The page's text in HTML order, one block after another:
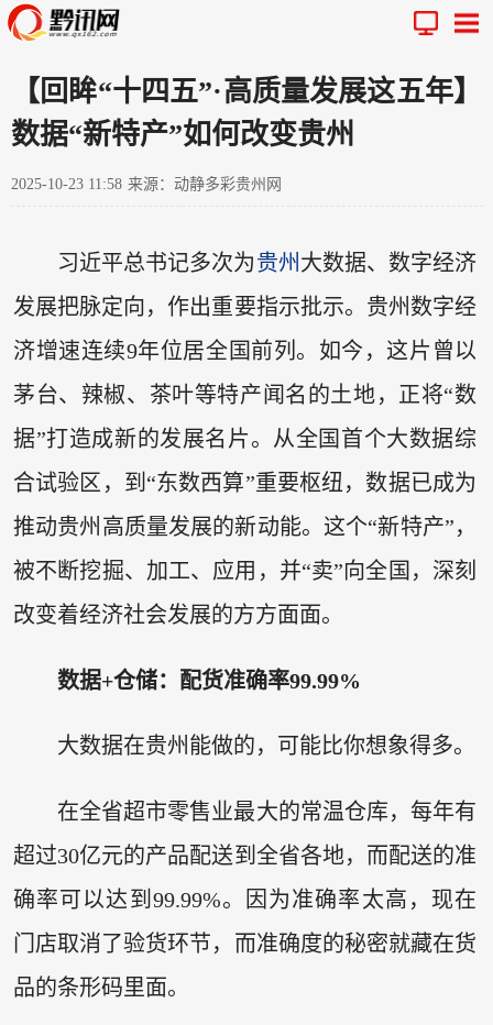
【回眸“十四五”·高质量发展这五年】
数据“新特产”如何改变贵州
2025-10-23 11:58 来源：动静多彩贵州网
习近平总书记多次为贵州 大数据、数字经济
发展把脉定向，作出重要指示批示。贵州数字经
济增速连续9年位居全国前列。如今，这片曾以
茅台、辣椒、茶叶等特产闻名的土地，正将“数
据”打造成新的发展名片。从全国首个大数据综
合试验区，到“东数西算”重要枢纽，数据已成为
推动贵州高质量发展的新动能。这个“新特产”，
被不断挖掘、加工、应用，并“卖”向全国，深刻
改变着经济社会发展的方方面面。
数据+仓储：配货准确率99.99%
大数据在贵州能做的，可能比你想象得多。
在全省超市零售业最大的常温仓库，每年有
超过30亿元的产品配送到全省各地，而配送的准
确率可以达到99.99%。因为准确率太高，现在
门店取消了验货环节，而准确度的秘密就藏在货
品的条形码里面。